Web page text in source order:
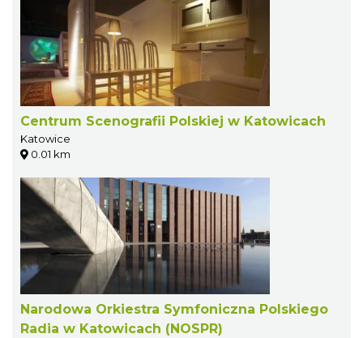
Centrum Scenografii Polskiej w Katowicach
Katowice
0.01 km
Narodowa Orkiestra Symfoniczna Polskiego
Radia w Katowicach (NOSPR)